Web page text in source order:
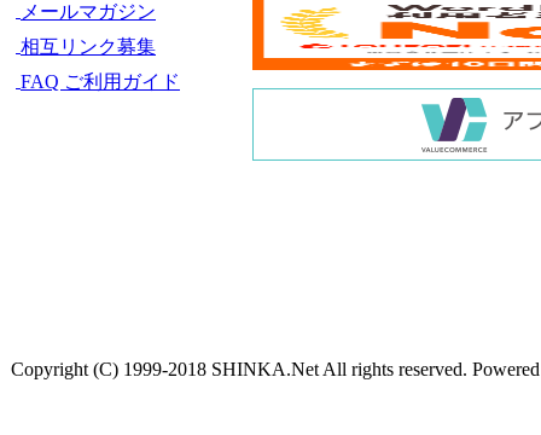
メールマガジン
相互リンク募集
FAQ ご利用ガイド
Copyright (C) 1999-2018 SHINKA.Net All rights reserved.